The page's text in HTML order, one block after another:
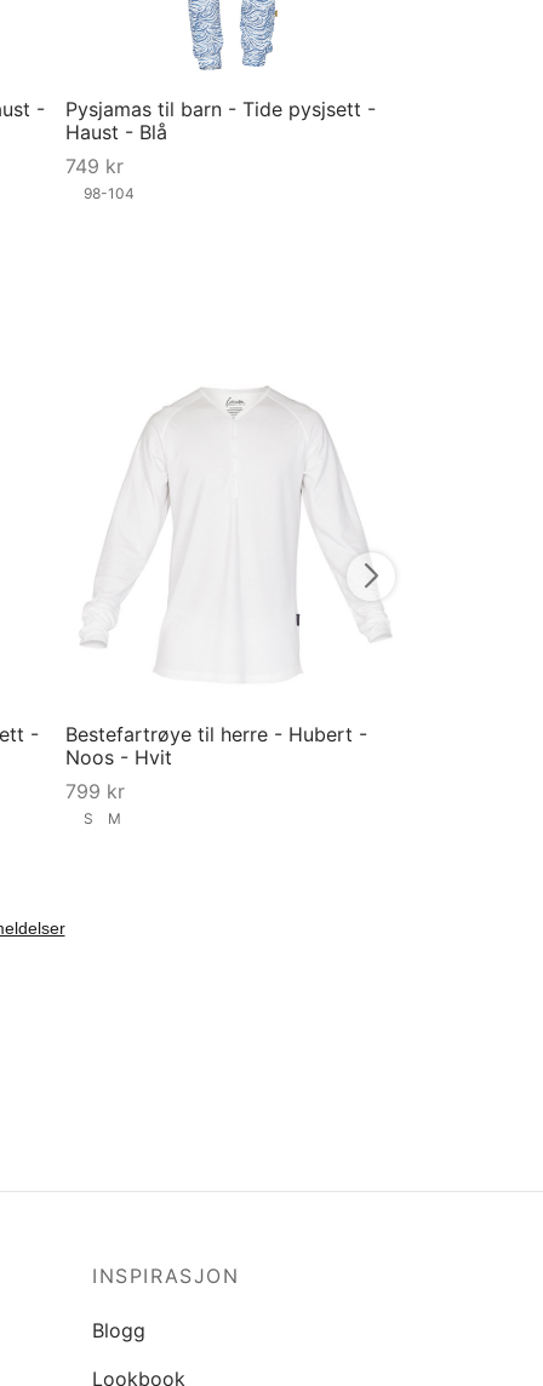
-
Pysjamas til barn - Tide pysjsett -
Haust - Blå
749 kr
98-104
-
Bestefartrøye til herre - Hubert -
Noos - Hvit
799 kr
S M
INSPIRASJON
Blogg
Lookbook